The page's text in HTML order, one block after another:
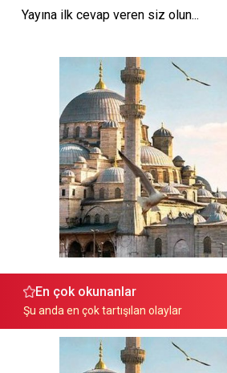
Yayına ilk cevap veren siz olun...
En çok okunanlar
Şu anda en çok tartışılan olaylar